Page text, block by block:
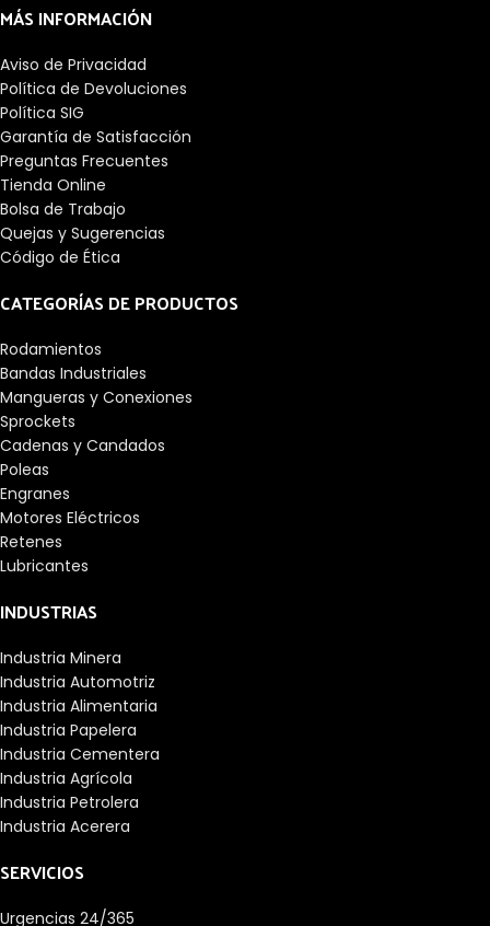
MÁS INFORMACIÓN
Aviso de Privacidad
Política de Devoluciones
Política SIG
Garantía de Satisfacción
Preguntas Frecuentes
Tienda Online
Bolsa de Trabajo
Quejas y Sugerencias
Código de Ética
CATEGORÍAS DE PRODUCTOS
Rodamientos
Bandas Industriales
Mangueras y Conexiones
Sprockets
Cadenas y Candados
Poleas
Engranes
Motores Eléctricos
Retenes
Lubricantes
INDUSTRIAS
Industria Minera
Industria Automotriz
Industria Alimentaria
Industria Papelera
Industria Cementera
Industria Agrícola
Industria Petrolera
Industria Acerera
SERVICIOS
Urgencias 24/365